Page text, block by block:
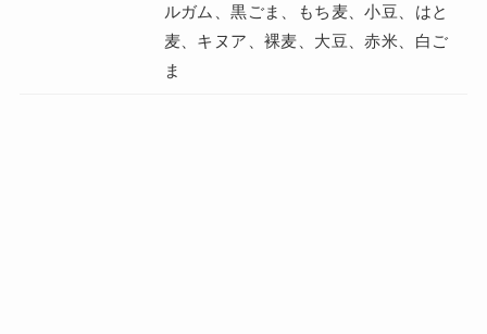
ルガム、黒ごま、もち麦、小豆、はと
麦、キヌア、裸麦、大豆、赤米、白ご
ま